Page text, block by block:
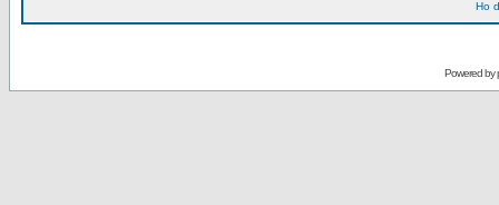
Ho
Powered by